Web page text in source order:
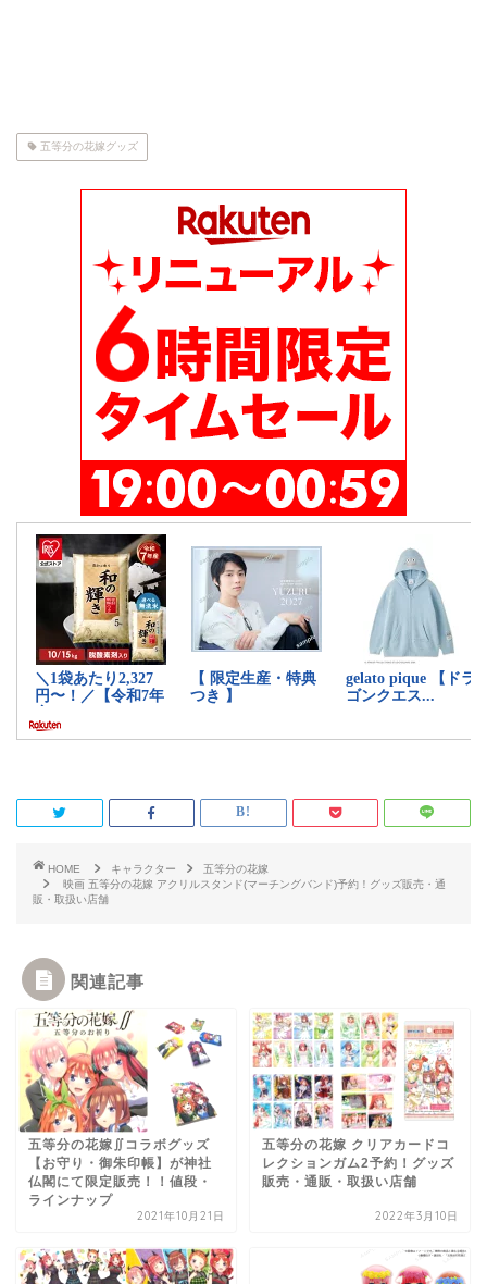
五等分の花嫁グッズ
HOME キャラクター
五等分の花嫁
映画 五等分の花嫁 アクリルスタンド(マーチングバンド)予約！グッズ販売・通
販・取扱い店舗
関連記事
五等分の花嫁∬コラボグッズ
【お守り・御朱印帳】が神社
仏閣にて限定販売！！値段・
ラインナップ
2021年10月21日
五等分の花嫁 クリアカードコ
レクションガム2予約！グッズ
販売・通販・取扱い店舗
2022年3月10日